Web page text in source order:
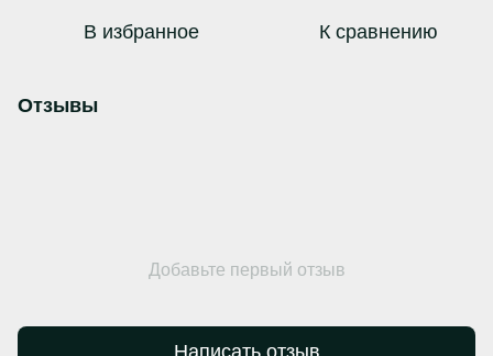
В избранное К сравнению
Отзывы
Добавьте первый отзыв